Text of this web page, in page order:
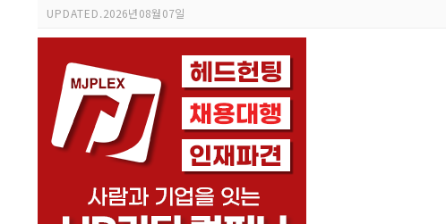
UPDATED.2026년 08월 07일